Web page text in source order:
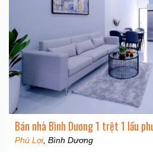
Bán nhà Bình Dương 1 trệt 1 lầu
Phú Lợi, Bình Dương